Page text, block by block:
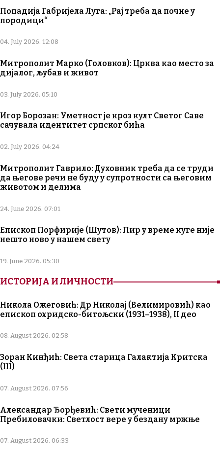
Попадија Габријела Луга: „Рај треба да почне у
породици“
04. July 2026. 12:08
Митрополит Марко (Головков): Црква као место за
дијалог, љубав и живот
03. July 2026. 05:10
Игор Борозан: Уметност је кроз култ Светог Саве
сачувала идентитет српског бића
02. July 2026. 04:24
Митрополит Гаврило: Духовник треба да се труди
да његове речи не буду у супротности са његовим
животом и делима
24. June 2026. 07:01
Епископ Порфирије (Шутов): Пир у време куге није
нешто ново у нашем свету
19. June 2026. 05:30
ИСТОРИЈА И ЛИЧНОСТИ
Никола Ожеговић: Др Николај (Велимировић) као
епископ охридско-битољски (1931–1938), II део
08. August 2026. 02:58
Зоран Кинђић: Света старица Галактија Критска
(III)
07. August 2026. 07:56
Александар Ђорђевић: Свети мученици
Пребиловачки: Светлост вере у бездану мржње
07. August 2026. 06:33